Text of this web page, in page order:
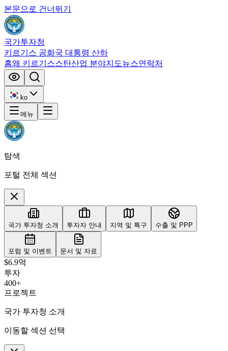
본문으로 건너뛰기
국가투자청
키르기스 공화국 대통령 산하
홈왜 키르기스스탄산업 분야지도뉴스연락처
ko
메뉴
탐색
포털 전체 섹션
국가 투자청 소개 투자자 안내 지역 및 특구 수출 및 PPP
포럼 및 이벤트 문서 및 자료
$6.9억
투자
400+
프로젝트
국가 투자청 소개
이동할 섹션 선택